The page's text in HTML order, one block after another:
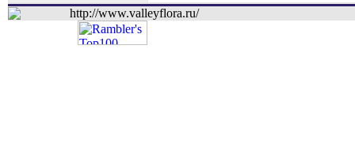
http://www.valleyflora.ru/